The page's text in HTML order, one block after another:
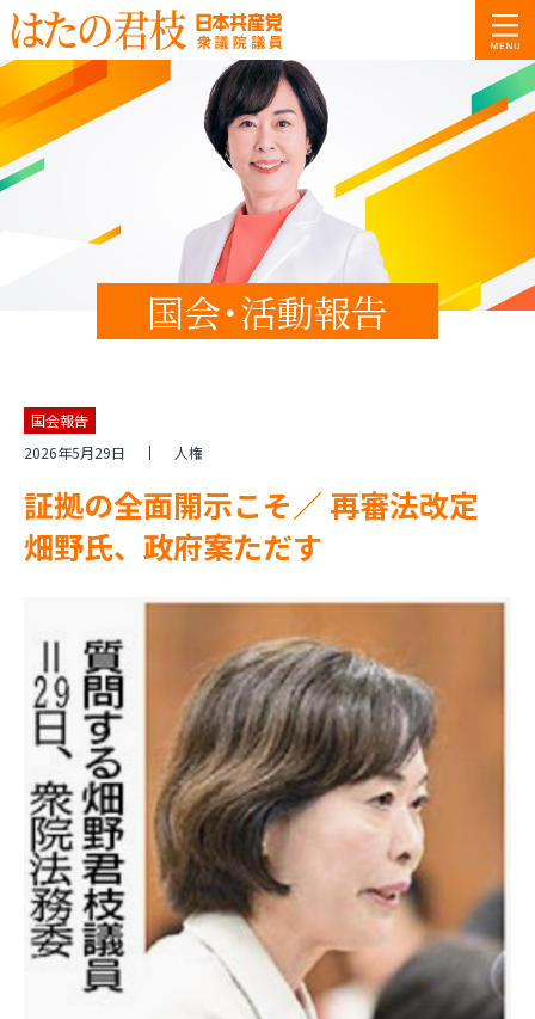
国会･活動報告
国会報告
2026年5月29日
人権
証拠の全面開示こそ／ 再審法改定
畑野氏、政府案ただす